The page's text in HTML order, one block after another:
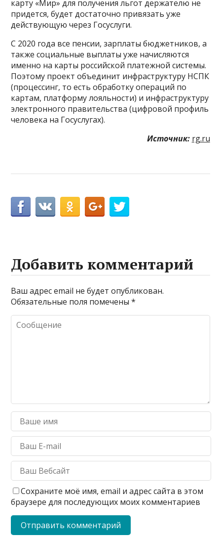
карту «Мир» для получения льгот держателю не
придется, будет достаточно привязать уже
действующую через Госуслуги.
С 2020 года все пенсии, зарплаты бюджетников, а
также социальные выплаты уже начисляются
именно на карты российской платежной системы.
Поэтому проект объединит инфраструктуру НСПК
(процессинг, то есть обработку операций по
картам, платформу лояльности) и инфраструктуру
электронного правительства (цифровой профиль
человека на Госуслугах).
Источник: rg.ru
Добавить комментарий
Ваш адрес email не будет опубликован.
Обязательные поля помечены*
Сохраните моё имя, email и адрес сайта в этом
браузере для последующих моих комментариев